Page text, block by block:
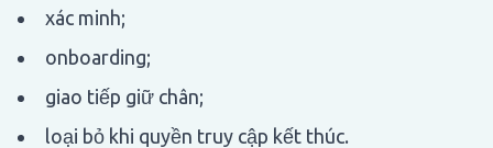
xác minh;
onboarding;
giao tiếp giữ chân;
loại bỏ khi quyền truy cập kết thúc.